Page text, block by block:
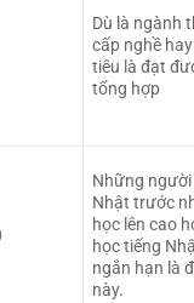
Dù là ngành
cấp nghề
tiêu là đạt
tổng hợp
Những
Nhật trước
học lên cao
học tiếng
ngắn hạn là
này.